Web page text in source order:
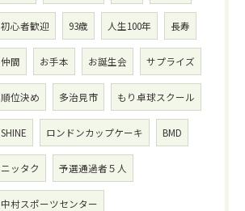
初心者歓迎 93歳 人生100年 長寿
仲間 お手本 お誕生会 サプライズ
順位決め 多治見市 もり卓球スクール
SHINE ロンドンカップケーキ BMD
ニッタク 予選通過者５人
中村スポーツセンター